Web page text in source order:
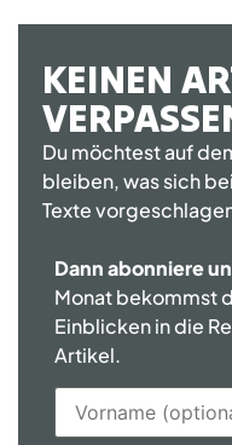
KEINEN
Du möchtest auf
bleiben, was sich
Texte
Dann abonniere
Monat bekommst
Einblicken in die
Artikel.